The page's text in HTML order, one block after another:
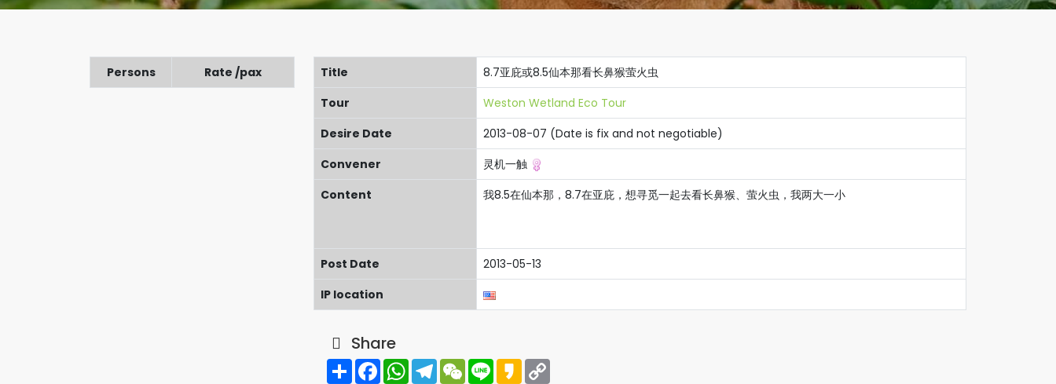
Persons Rate /pax Title
8.7亚庇或8.5仙本那看长鼻猴萤火虫
Tour
Weston Wetland Eco Tour
Desire Date
2013-08-07 (Date is fix and not negotiable)
Convener
灵机一触
Content
我8.5在仙本那，8.7在亚庇，想寻觅一起去看长鼻猴、萤火虫，我两大一小
Post Date
2013-05-13
IP location
Share
Share FacebookWhatsAppTelegramWeChat
Line Kakao